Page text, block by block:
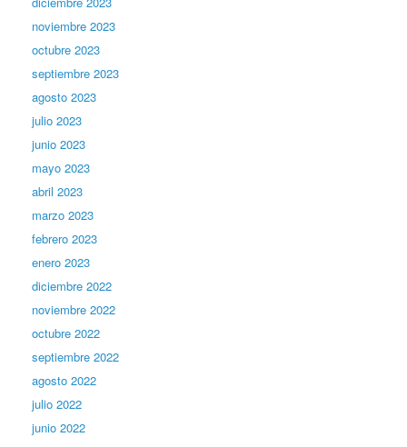
noviembre 2023
octubre 2023
septiembre 2023
agosto 2023
julio 2023
junio 2023
mayo 2023
abril 2023
marzo 2023
febrero 2023
enero 2023
diciembre 2022
noviembre 2022
octubre 2022
septiembre 2022
agosto 2022
julio 2022
junio 2022